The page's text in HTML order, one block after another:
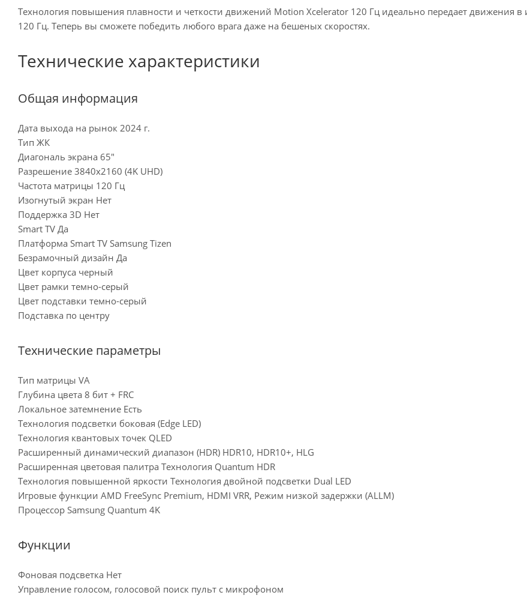
Технология повышения плавности и четкости движений Motion Xcelerator 120 Гц идеально передает движения в
120 Гц. Теперь вы сможете победить любого врага даже на бешеных скоростях.
Технические характеристики
Общая информация
Дата выхода на рынок 2024 г.
Тип ЖК
Диагональ экрана 65"
Разрешение 3840x2160 (4K UHD)
Частота матрицы 120 Гц
Изогнутый экран Нет
Поддержка 3D Нет
Smart TV Да
Платформа Smart TV Samsung Tizen
Безрамочный дизайн Да
Цвет корпуса черный
Цвет рамки темно-серый
Цвет подставки темно-серый
Подставка по центру
Технические параметры
Тип матрицы VA
Глубина цвета 8 бит + FRC
Локальное затемнение Есть
Технология подсветки боковая (Edge LED)
Технология квантовых точек QLED
Расширенный динамический диапазон (HDR) HDR10, HDR10+, HLG
Расширенная цветовая палитра Технология Quantum HDR
Технология повышенной яркости Технология двойной подсветки Dual LED
Игровые функции AMD FreeSync Premium, HDMI VRR, Режим низкой задержки (ALLM)
Процессор Samsung Quantum 4K
Функции
Фоновая подсветка Нет
Управление голосом, голосовой поиск пульт с микрофоном